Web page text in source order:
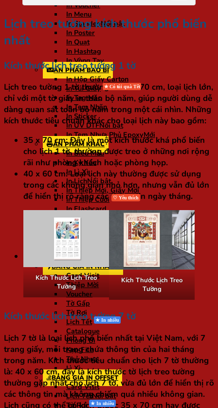
In Voucher
In Menu
In Standee
In Poster
In Quạt
In Hashtag
In Vòng Tay
ẤN PHẨM BAO BÌ
In Hộp Giấy Carton
In Túi Giấy
In Tag Mác
In Tem Nhãn
In Sticker
In UV DTF
In Tem Nhựa Phủ Epoxy
ẤN PHẨM KHÁC
In Biểu Mẫu
In Kỷ Yếu
In Lì Xì
In Lịch
In Thiệp Mời, Giấy Mời
In Thiệp Cưới
In Flashcard
In Gia Phả
Bảng Tên Để Bàn
In Ảnh Gỗ Laminate
In Đồ Án
Bảng giá
BẢNG GIÁ IN NHANH
Card Visit
Thiệp Mời
Voucher
Tờ Gấp
Tờ Rơi
Lịch Tết
Catalogue
Phong Bì
Kẹp File
Thẻ Nhựa
Lì Xì
BẢNG GIÁ IN OFFSET
Card Visit
Lịch Tết
Tờ Rơi
Lịch treo tường kích thước phổ biến
nhất
Kích thước lịch treo tường 1 tờ
Lịch treo tường 1 tờ thường là35 x 70 cm, loại lịch lớn,
chỉ với một tờ giấy in toàn bộ năm, giúp người dùng dễ
dàng quan sát toàn bộ năm trong một cái nhìn. Những
kích thước tiêu chuẩn khác cho loại lịch này bao gồm:
35 x 70 cm: Đây là một kích thước khá phổ biến
cho lịch 1 tờ, thường được treo ở những nơi rộng
rãi như phòng khách hoặc phòng họp.
40 x 60 cm: Loại lịch này thường được sử dụng
trong các không gian nhỏ hơn, nhưng vẫn đủ lớn
để hiển thị rõ ràng các thông tin ngày tháng.
Kích Thước Lịch Treo
Tường
Kích Thước Lịch Treo
Tường
Kích thước lịch treo tường 7 tờ
Lịch 7 tờ là loại lịch phổ biến nhất tại Việt Nam, với 7
trang giấy, mỗi trang chứa thông tin của hai tháng
trong năm. Kích thước tiêu chuẩn cho lịch 7 tờ thường
là: 40 x 60 cm, đây là kích thước tờ lịch treo tường
thường gặp nhất cho lịch 7 tờ, vừa đủ lớn để hiển thị rõ
các thông tin mà không chiếm quá nhiều không gian.
Lịch cũng có thể có kích thước 35 x 70 cm hay được